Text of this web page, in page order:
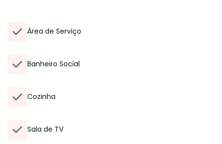
Área de Serviço
Banheiro Social
Cozinha
Sala de TV